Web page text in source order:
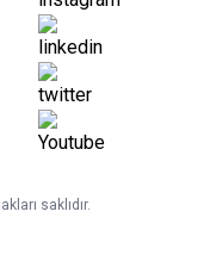
saklıdır.